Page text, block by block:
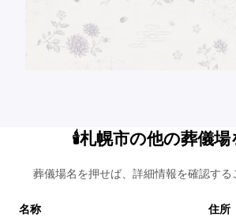
🕯️札幌市の他の葬儀場
葬儀場名を押せば、詳細情報を確認する
名称 住所